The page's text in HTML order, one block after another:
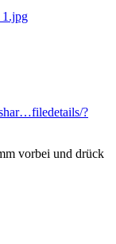
?
vorbei und drück